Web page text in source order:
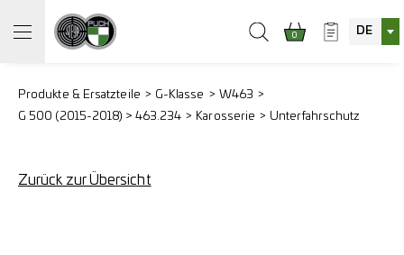
0 DE
Produkte & Ersatzteile G-Klasse
W463
G 500 (2015-2018) > 463.234
Karosserie Unterfahrschutz
Zurück zur Übersicht